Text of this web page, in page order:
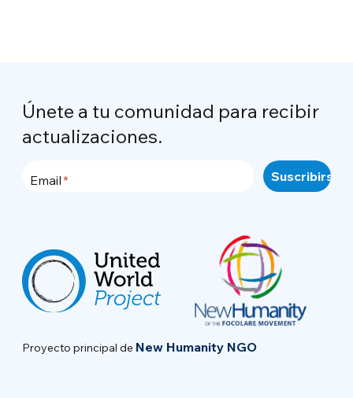
Únete a tu comunidad para recibir
actualizaciones.
Email
Proyecto principal de New Humanity NGO